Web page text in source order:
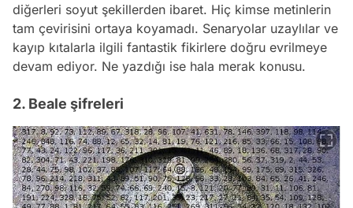
diğerleri soyut şekillerden ibaret. Hiç kimse metinlerin
tam çevirisini ortaya koyamadı. Senaryolar uzaylılar ve
kayıp kıtalarla ilgili fantastik fikirlere doğru evrilmeye
devam ediyor. Ne yazdığı ise hala merak konusu.
2. Beale şifreleri